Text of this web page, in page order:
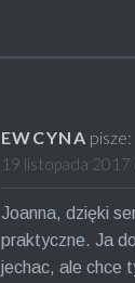
EWCYNA pisze:
19 listopada
Joanna, dzięki
praktyczne. Ja
jechac, ale chce